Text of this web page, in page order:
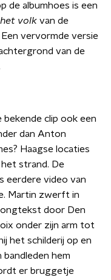
de albumhoes is een
volk van de
Een vervormde versie
van de
bekende clip ook een
dan Anton
Haagse locaties
strand. De
eerdere video van
Martin zwerft in
door Den
onder zijn arm tot
het schilderij op en
bandleden hem
er bruggetje